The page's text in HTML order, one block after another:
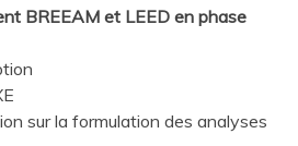
BREEAM et LEED en phase
sur la formulation des analyses